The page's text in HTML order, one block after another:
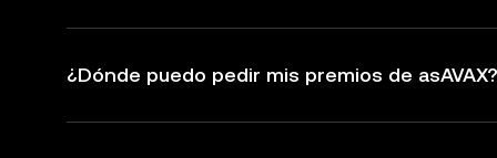
¿Dónde puedo pedir mis premios de asAVAX?